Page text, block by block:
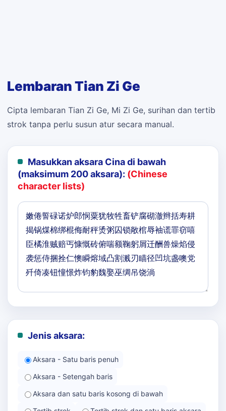
Lembaran Tian Zi Ge
Cipta lembaran Tian Zi Ge, Mi Zi Ge, surihan dan tertib
strok tanpa perlu susun atur secara manual.
Masukkan aksara Cina di bawah
(maksimum 200 aksara): (Chinese
character lists)
Jenis aksara:
Aksara - Satu baris penuh
Aksara - Setengah baris
Aksara dan satu baris kosong di bawah